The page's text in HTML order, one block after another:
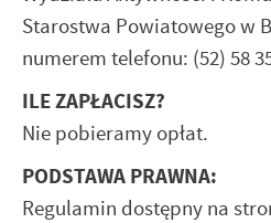
Starostwa Powiatowego w
numerem telefonu: (52) 58
ILE ZAPŁACISZ?
Nie pobieramy opłat.
PODSTAWA PRAWNA:
Regulamin dostępny na